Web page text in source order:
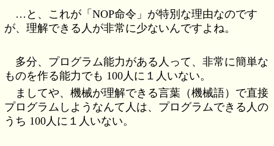
…と、これが「NOP命令」が特別な理由なのです
が、理解できる人が非常に少ないんですよね。
多分、プログラム能力がある人って、非常に簡単な
ものを作る能力でも 100人に１人いない。
ましてや、機械が理解できる言葉（機械語）で直接
プログラムしようなんて人は、プログラムできる人の
うち 100人に１人いない。